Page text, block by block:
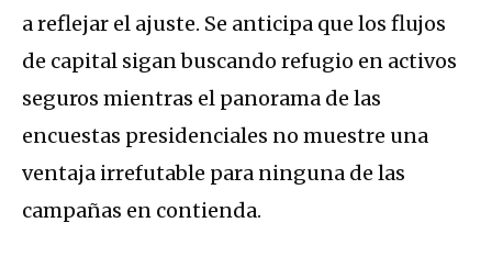
a reflejar el ajuste. Se anticipa que los flujos
de capital sigan buscando refugio en activos
seguros mientras el panorama de las
encuestas presidenciales no muestre una
ventaja irrefutable para ninguna de las
campañas en contienda.